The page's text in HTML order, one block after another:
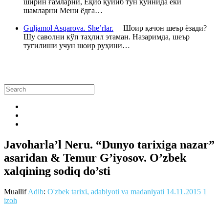
шамларни Мени ёдга…
Guljamol Asqarova. She’rlar. Шоир қачон шеър ёзади?
Шу саволни кўп таҳлил этаман. Назаримда, шеър
туғилиши учун шоир руҳини…
Javoharla’l Neru. “Dunyo tarixiga nazar”
asaridan & Temur G’iyosov. O’zbek
xalqining sodiq do’sti
MuallifAdib: O'zbek tarixi, adabiyoti va madaniyati 14.11.2015 1
izoh